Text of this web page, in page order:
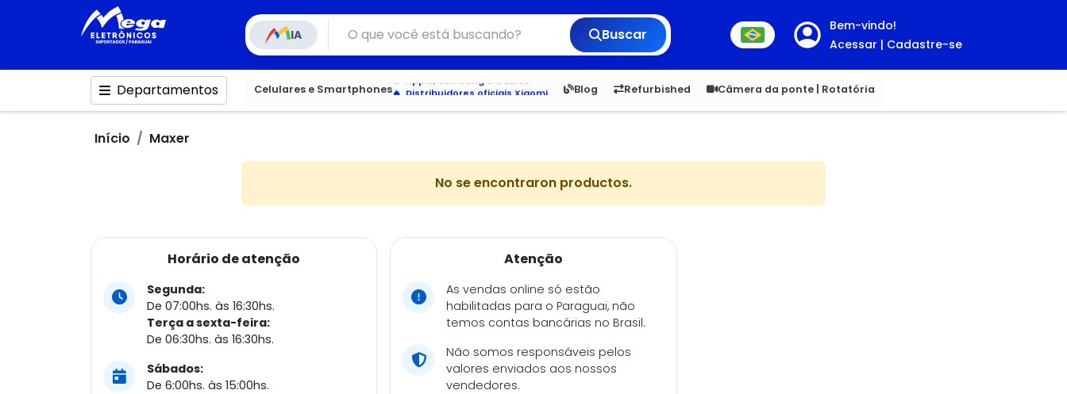
IA Buscar
Bem-vindo!
Acessar | Cadastre-se
Departamentos Celulares e Smartphones
Distribuidores oficiais Xiaomi
Blog Refurbished Câmera da ponte | Rotatória
6,050 5.22 1,900 1.00
Início Maxer
No se encontraron productos.
Horário de atenção
Segunda:
De 07:00hs. às 16:30hs.
Terça a sexta-feira:
De 06:30hs. às 16:30hs.
Sábados:
De 6:00hs. às 15:00hs.
Atenção
As vendas online só estão
habilitadas para o Paraguai, não
temos contas bancárias no Brasil.
Não somos responsáveis pelos
valores enviados aos nossos
vendedores.